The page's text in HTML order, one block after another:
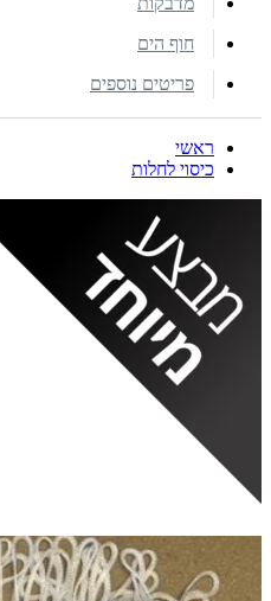
חוף הים
פריטים נוספים
ראשי
כיסוי לחלות